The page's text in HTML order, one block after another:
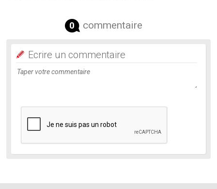
0 commentaire
Ecrire un commentaire